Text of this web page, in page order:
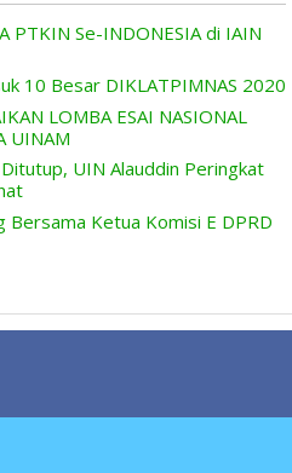
PTKIN Se-INDONESIA di IAIN
10 Besar DIKLATPIMNAS 2020
LOMBA ESAI NASIONAL
UINAM
UIN Alauddin Peringkat
Bersama Ketua Komisi E DPRD